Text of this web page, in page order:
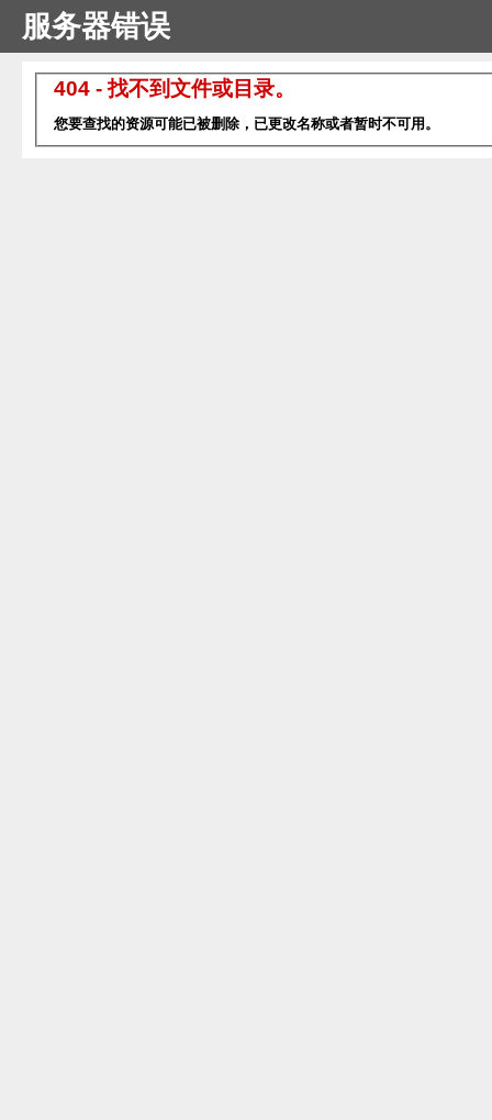
服务器错误
404 - 找不到文件或目录。
您要查找的资源可能已被删除，已更改名称或者暂时不可用。